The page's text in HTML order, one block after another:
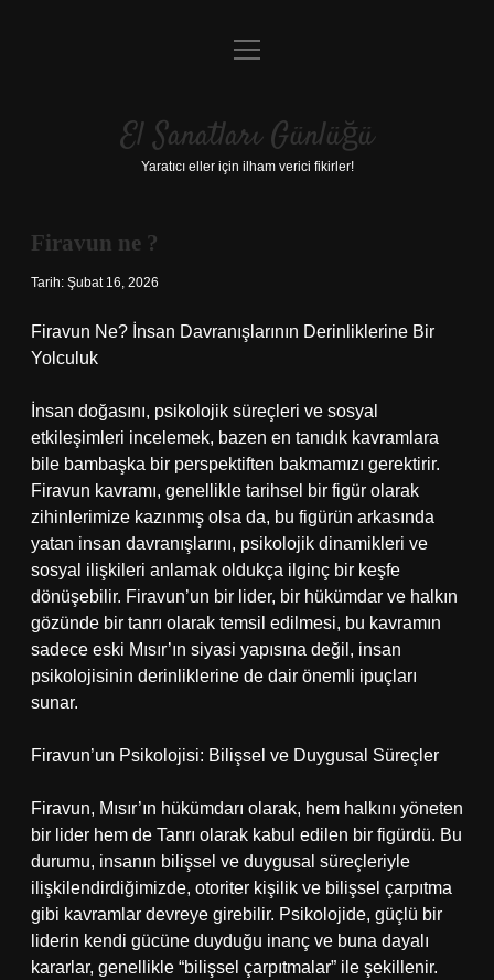
Anasayfa
Yasal Uyarı
menüyü
El Sanatları Günlüğü
Yaratıcı eller için ilham verici fikirler!
Firavun ne ?
Tarih: Şubat 16, 2026
Firavun Ne? İnsan Davranışlarının Derinliklerine Bir
Yolculuk
İnsan doğasını, psikolojik süreçleri ve sosyal
etkileşimleri incelemek, bazen en tanıdık kavramlara
bile bambaşka bir perspektiften bakmamızı gerektirir.
Firavun kavramı, genellikle tarihsel bir figür olarak
zihinlerimize kazınmış olsa da, bu figürün arkasında
yatan insan davranışlarını, psikolojik dinamikleri ve
sosyal ilişkileri anlamak oldukça ilginç bir keşfe
dönüşebilir. Firavun’un bir lider, bir hükümdar ve halkın
gözünde bir tanrı olarak temsil edilmesi, bu kavramın
sadece eski Mısır’ın siyasi yapısına değil, insan
psikolojisinin derinliklerine de dair önemli ipuçları
sunar.
Firavun’un Psikolojisi: Bilişsel ve Duygusal Süreçler
Firavun, Mısır’ın hükümdarı olarak, hem halkını yöneten
bir lider hem de Tanrı olarak kabul edilen bir figürdü. Bu
durumu, insanın bilişsel ve duygusal süreçleriyle
ilişkilendirdiğimizde, otoriter kişilik ve bilişsel çarpıtma
gibi kavramlar devreye girebilir. Psikolojide, güçlü bir
liderin kendi gücüne duyduğu inanç ve buna dayalı
kararlar, genellikle “bilişsel çarpıtmalar” ile şekillenir.